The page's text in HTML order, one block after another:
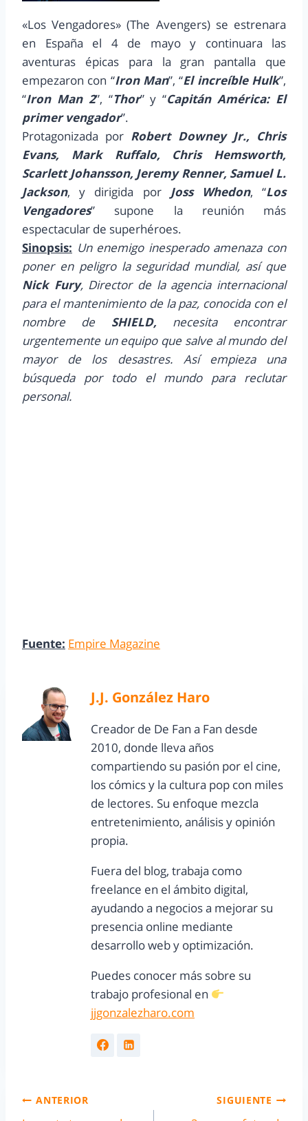
«Los Vengadores» (The Avengers) se estrenara
en España el 4 de mayo y continuara las
aventuras épicas para la gran pantalla que
empezaron con “Iron Man”, “El increíble Hulk”,
“Iron Man 2”, “Thor” y “Capitán América: El
primer vengador”.
Protagonizada por Robert Downey Jr., Chris
Evans, Mark Ruffalo, Chris Hemsworth,
Scarlett Johansson, Jeremy Renner, Samuel L.
Jackson, y dirigida por Joss Whedon, “Los
Vengadores” supone la reunión más
espectacular de superhéroes.
Sinopsis: Un enemigo inesperado amenaza con
poner en peligro la seguridad mundial, así que
Nick Fury, Director de la agencia internacional
para el mantenimiento de la paz, conocida con el
nombre de SHIELD, necesita encontrar
urgentemente un equipo que salve al mundo del
mayor de los desastres. Así empieza una
búsqueda por todo el mundo para reclutar
personal.
Fuente: Empire Magazine
J.J. González Haro
Creador de De Fan a Fan desde
2010, donde lleva años
compartiendo su pasión por el cine,
los cómics y la cultura pop con miles
de lectores. Su enfoque mezcla
entretenimiento, análisis y opinión
propia.
Fuera del blog, trabaja como
freelance en el ámbito digital,
ayudando a negocios a mejorar su
presencia online mediante
desarrollo web y optimización.
Puedes conocer más sobre su
trabajo profesional en
jjgonzalezharo.com
ANTERIOR SIGUIENTE